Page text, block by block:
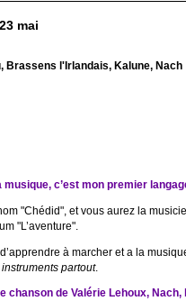
mai
Brassens l'Irlandais, Kalune, Nach
c’est mon premier
"Chédid", et vous aurez la
"L’aventure".
à marcher et a la
partout.
chanson de Valérie Lehoux, Nach,